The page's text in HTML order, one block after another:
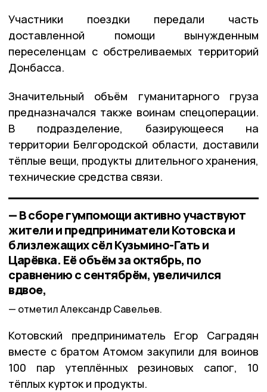
Участники поездки передали часть
доставленной помощи вынужденным
переселенцам с обстреливаемых территорий
Донбасса.
Значительный объём гуманитарного груза
предназначался также воинам спецоперации.
В подразделение, базирующееся на
территории Белгородской области, доставили
тёплые вещи, продукты длительного хранения,
технические средства связи.
— В сборе гумпомощи активно участвуют
жители и предприниматели Котовска и
близлежащих сёл Кузьмино-Гать и
Царёвка. Её объём за октябрь, по
сравнению с сентябрём, увеличился
вдвое,
отметил Александр Савельев.
Котовский предприниматель Егор Саградян
вместе с братом Атомом закупили для воинов
100 пар утеплённых резиновых сапог, 10
тёплых курток и продукты.